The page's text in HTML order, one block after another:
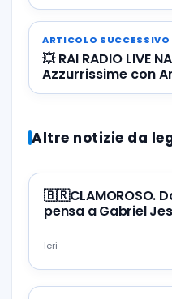
ARTICOLO SUCCESSIVO
💥 RAI RADIO LIVE
Azzurrissime con
svolta tattica alle
Altre notizie da
🇧🇷CLAMOROSO.
pensa a Gabriel
Ieri